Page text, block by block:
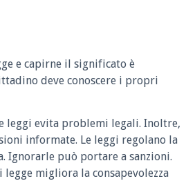
e capirne il significato è
deve conoscere i propri
leggi evita problemi legali. Inoltre,
informate. Le leggi regolano la
Ignorarle può portare a sanzioni.
migliora la consapevolezza